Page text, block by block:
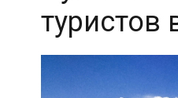
туристов